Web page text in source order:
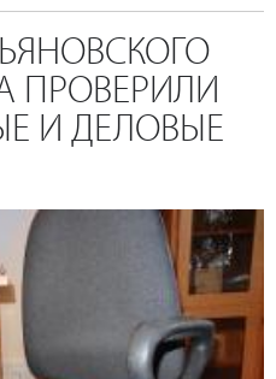
ПРОВЕРИЛИ
И ДЕЛОВЫЕ